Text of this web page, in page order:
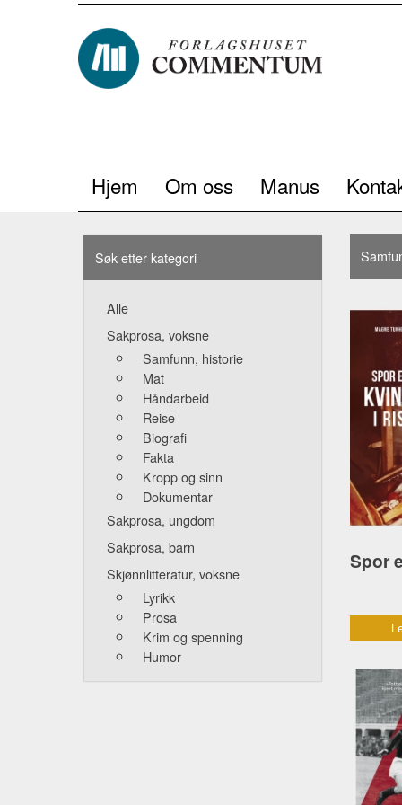
Hjem Om oss Manus
Søk etter kategori
Alle
Sakprosa, voksne
Samfunn, historie
Mat
Håndarbeid
Reise
Biografi
Fakta
Kropp og sinn
Dokumentar
Sakprosa, ungdom
Sakprosa, barn
Skjønnlitteratur, voksne
Lyrikk
Prosa
Krim og spenning
Humor